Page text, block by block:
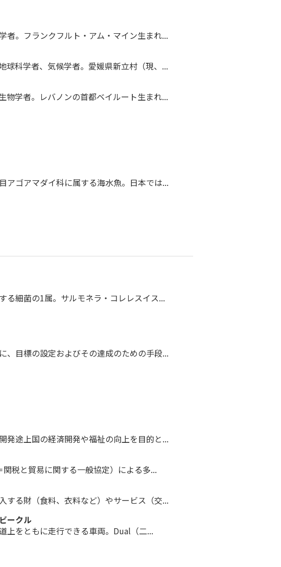
者。フランクフルト・アム・マイン生まれ...
球科学者、気候学者。愛媛県新立村（現、...
物学者。レバノンの首都ベイルート生まれ...
アゴアマダイ科に属する海水魚。日本では...
る細菌の1属。サルモネラ・コレレスイス...
、目標の設定およびその達成のための手段...
発途上国の経済開発や福祉の向上を目的と...
関税と貿易に関する一般協定）による多...
する財（食料、衣料など）やサービス（交...
ークル
上をともに走行できる車両。Dual（二...